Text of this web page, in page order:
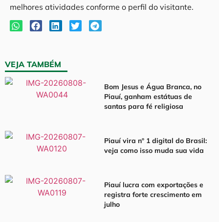
melhores atividades conforme o perfil do visitante.
VEJA TAMBÉM
Bom Jesus e Água Branca, no
Piauí, ganham estátuas de
santas para fé religiosa
Piauí vira nº 1 digital do Brasil:
veja como isso muda sua vida
Piauí lucra com exportações e
registra forte crescimento em
julho